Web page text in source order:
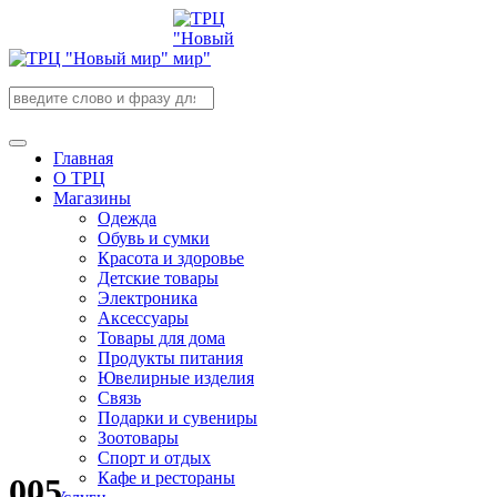
Главная
О ТРЦ
Магазины
Одежда
Обувь и сумки
Красота и здоровье
Детские товары
Электроника
Аксессуары
Товары для дома
Продукты питания
Ювелирные изделия
Связь
Подарки и сувениры
Зоотовары
Спорт и отдых
Кафе и рестораны